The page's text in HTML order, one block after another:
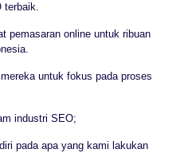
terbaik.
pemasaran online untuk ribuan
untuk fokus pada proses
industri SEO;
pada apa yang kami lakukan